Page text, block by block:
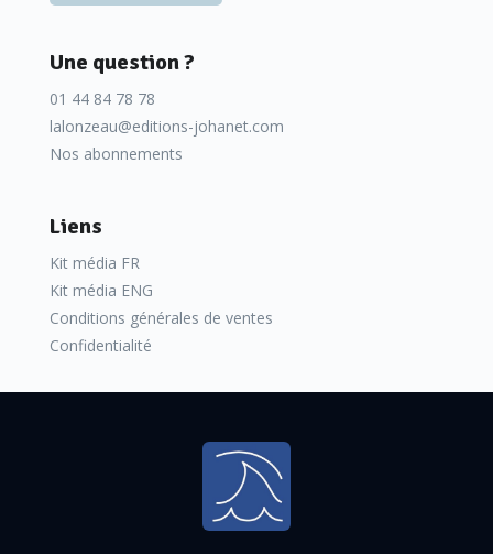
Une question ?
01 44 84 78 78
lalonzeau@editions-johanet.com
Nos abonnements
Liens
Kit média FR
Kit média ENG
Conditions générales de ventes
Confidentialité